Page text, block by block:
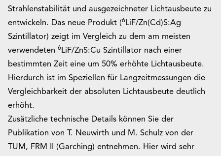
Strahlenstabilität und ausgezeichneter Lichtausbeute zu
entwickeln. Das neue Produkt (6LiF/Zn(Cd)S:Ag
Szintillator) zeigt im Vergleich zu dem am meisten
verwendeten 6LiF/ZnS:Cu Szintillator nach einer
bestimmten Zeit eine um 50% erhöhte Lichtausbeute.
Hierdurch ist im Speziellen für Langzeitmessungen die
Vergleichbarkeit der absoluten Lichtausbeute deutlich
erhöht.
Zusätzliche technische Details können Sie der
Publikation von
T. Neuwirth und M. Schulz von der
TUM, FRM II (Garching) entnehmen. Hier wird sehr